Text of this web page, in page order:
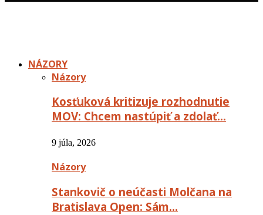
NÁZORY
Názory
Kosťuková kritizuje rozhodnutie
MOV: Chcem nastúpiť a zdolať…
9 júla, 2026
Názory
Stankovič o neúčasti Molčana na
Bratislava Open: Sám…